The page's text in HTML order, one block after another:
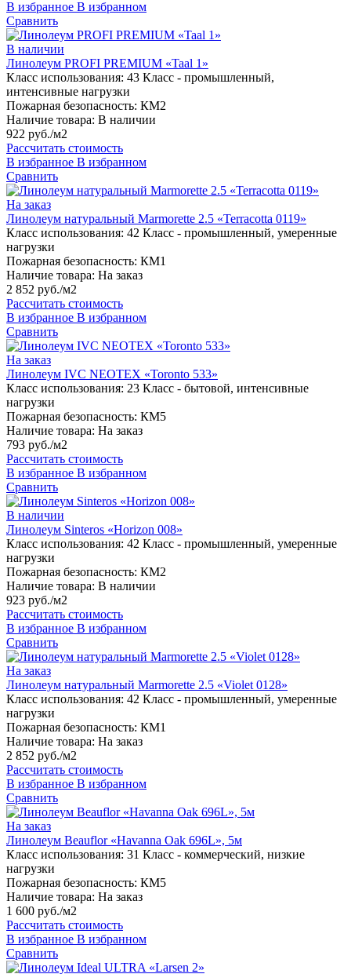
В избранное В избранном
Сравнить
В наличии
Линолеум PROFI PREMIUM «Taal 1»
Класс использования: 43 Класс - промышленный,
интенсивные нагрузки
Пожарная безопасность: КМ2
Наличие товара: В наличии
922 руб./м2
Рассчитать стоимость
В избранное В избранном
Сравнить
На заказ
Линолеум натуральный Marmorette 2.5 «Terracotta 0119»
Класс использования: 42 Класс - промышленный, умеренные
нагрузки
Пожарная безопасность: КМ1
Наличие товара: На заказ
2 852 руб./м2
Рассчитать стоимость
В избранное В избранном
Сравнить
На заказ
Линолеум IVC NEOTEX «Toronto 533»
Класс использования: 23 Класс - бытовой, интенсивные
нагрузки
Пожарная безопасность: КМ5
Наличие товара: На заказ
793 руб./м2
Рассчитать стоимость
В избранное В избранном
Сравнить
В наличии
Линолеум Sinteros «Horizon 008»
Класс использования: 42 Класс - промышленный, умеренные
нагрузки
Пожарная безопасность: КМ2
Наличие товара: В наличии
923 руб./м2
Рассчитать стоимость
В избранное В избранном
Сравнить
На заказ
Линолеум натуральный Marmorette 2.5 «Violet 0128»
Класс использования: 42 Класс - промышленный, умеренные
нагрузки
Пожарная безопасность: КМ1
Наличие товара: На заказ
2 852 руб./м2
Рассчитать стоимость
В избранное В избранном
Сравнить
На заказ
Линолеум Beauflor «Havanna Oak 696L», 5м
Класс использования: 31 Класс - коммерческий, низкие
нагрузки
Пожарная безопасность: КМ5
Наличие товара: На заказ
1 600 руб./м2
Рассчитать стоимость
В избранное В избранном
Сравнить